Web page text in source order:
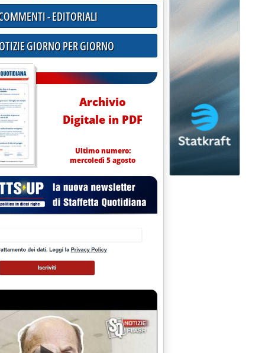
prevedere l'impatto sulla domanda elettrica '
- EDITORIALI
GIORNO PER GIORNO
Archivio
Digitale in PDF
Ultimo numero:
mercoledì 5 agosto